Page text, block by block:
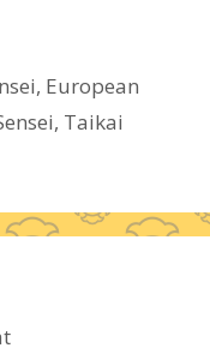
, European
, Taikai